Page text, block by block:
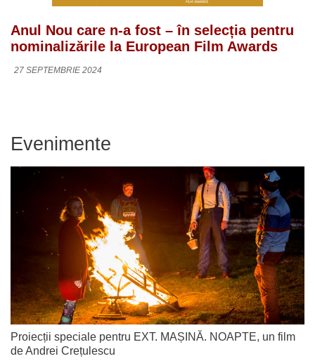
Anul Nou care n-a fost – în selecția pentru
nominalizările la European Film Awards
27 SEPTEMBRIE 2024
Evenimente
Proiecții speciale pentru EXT. MAȘINĂ. NOAPTE, un film
de Andrei Crețulescu